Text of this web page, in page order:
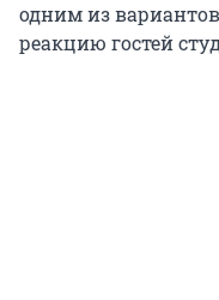
одним из
реакцию гостей